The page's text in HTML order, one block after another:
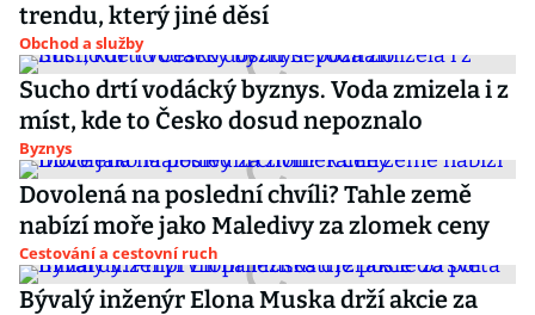
trendu, který jiné děsí
Obchod a služby
Sucho drtí vodácký byznys. Voda zmizela i z
míst, kde to Česko dosud nepoznalo
Byznys
Dovolená na poslední chvíli? Tahle země
nabízí moře jako Maledivy za zlomek ceny
Cestování a cestovní ruch
Bývalý inženýr Elona Muska drží akcie za